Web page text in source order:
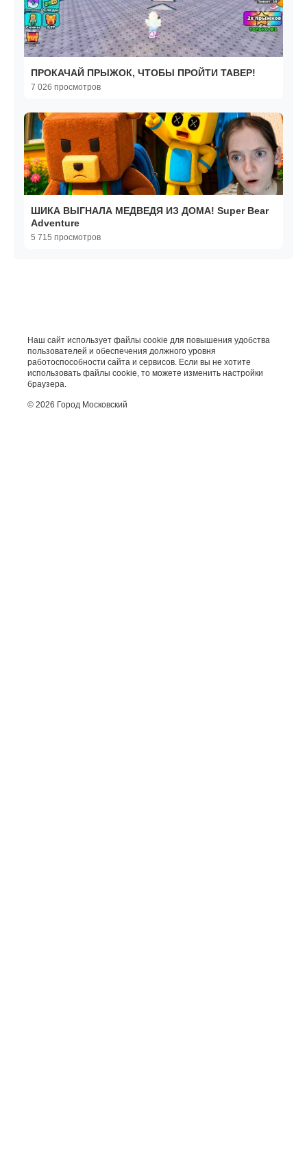
ПРОКАЧАЙ ПРЫЖОК, ЧТОБЫ ПРОЙТИ ТАВЕР!
7 026 просмотров
ШИКА ВЫГНАЛА МЕДВЕДЯ ИЗ ДОМА! Super Bear
Adventure
5 715 просмотров
Наш сайт использует файлы cookie для повышения удобства
пользователей и обеспечения должного уровня
работоспособности сайта и сервисов. Если вы не хотите
использовать файлы cookie, то можете изменить настройки
браузера.
© 2026 Город Московский